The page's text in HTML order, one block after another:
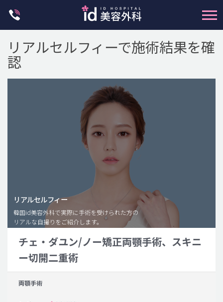
豊胸手術・バストアップ
プチ整形
脂肪吸引 (大容量)
メンズ整形
idリアルストーリー
リアルセルフィーで施術結果を確
認
リアルセルフィー
韓国id美容外科で実際に手術を受けられた方の
リアルな自撮りをご紹介します。
チェ・ダユン/ノー矯正両顎手術、スキニ
ー切開二重術
両顎手術